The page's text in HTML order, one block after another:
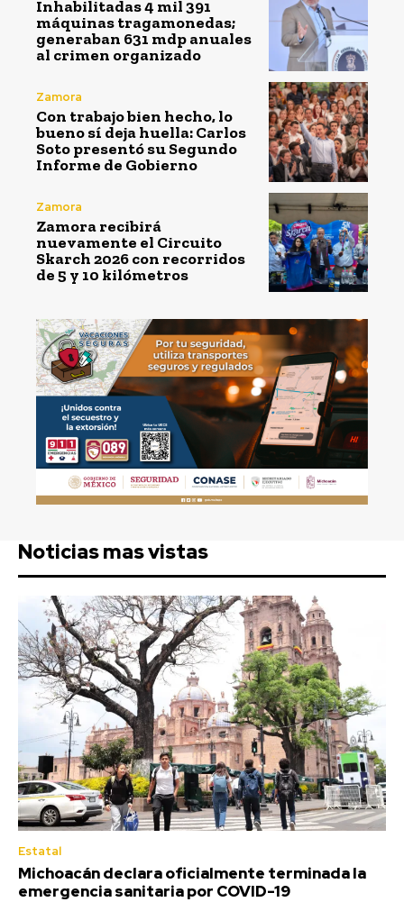
Inhabilitadas 4 mil 391
máquinas tragamonedas;
generaban 631 mdp anuales
al crimen organizado
Zamora
Con trabajo bien hecho, lo
bueno sí deja huella: Carlos
Soto presentó su Segundo
Informe de Gobierno
Zamora
Zamora recibirá
nuevamente el Circuito
Skarch 2026 con recorridos
de 5 y 10 kilómetros
Noticias mas vistas
Estatal
Michoacán declara oficialmente terminada la
emergencia sanitaria por COVID-19